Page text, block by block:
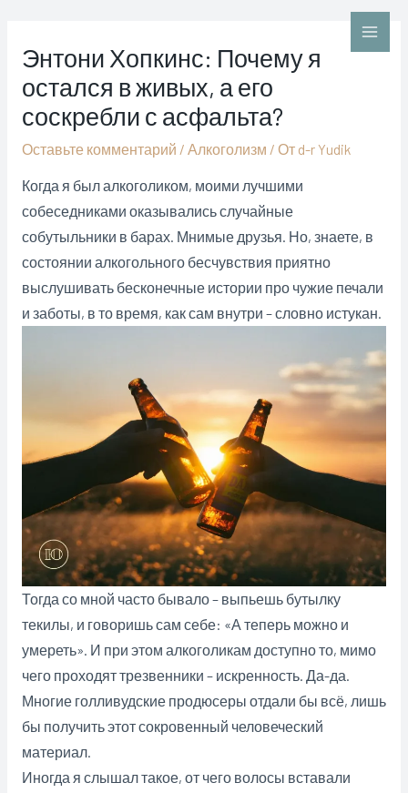
содержимому
Main
Энтони Хопкинс: Почему я
остался в живых, а его
соскребли с асфальта?
Оставьте комментарий / Алкоголизм / От d-r Yudik
Когда я был алкоголиком, моими лучшими
собеседниками оказывались случайные
собутыльники в барах. Мнимые друзья. Но, знаете, в
состоянии алкогольного бесчувствия приятно
выслушивать бесконечные истории про чужие печали
и заботы, в то время, как сам внутри – словно истукан.
Тогда со мной часто бывало – выпьешь бутылку
текилы, и говоришь сам себе: «А теперь можно и
умереть». И при этом алкоголикам доступно то, мимо
чего проходят трезвенники – искренность. Да-да.
Многие голливудские продюсеры отдали бы всё, лишь
бы получить этот сокровенный человеческий
материал.
Иногда я слышал такое, от чего волосы вставали